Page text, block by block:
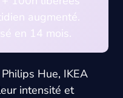
augmenté.
en 14 mois.
Hue, IKEA
intensité et